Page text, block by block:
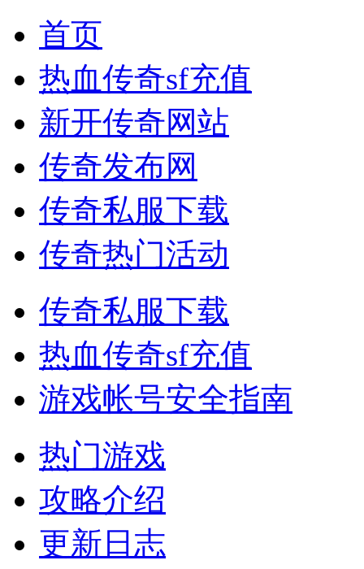
首页
热血传奇sf充值
新开传奇网站
传奇发布网
传奇私服下载
传奇热门活动
传奇私服下载
热血传奇sf充值
游戏帐号安全指南
热门游戏
攻略介绍
更新日志